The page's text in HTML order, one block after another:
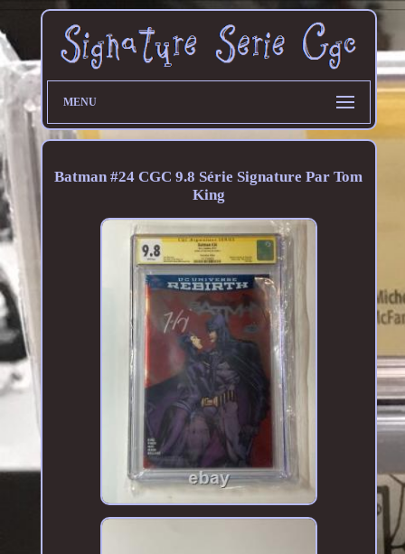
MENU
Batman #24 CGC 9.8 Série Signature Par Tom
King